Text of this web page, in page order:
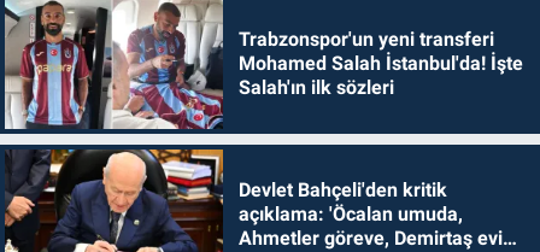
Trabzonspor'un yeni transferi
Mohamed Salah İstanbul'da! İşte
Salah'ın ilk sözleri
Devlet Bahçeli'den kritik
açıklama: 'Öcalan umuda,
Ahmetler göreve, Demirtaş evine